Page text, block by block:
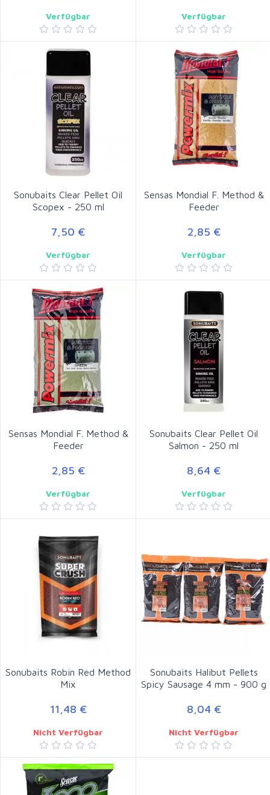
Verfügbar Verfügbar
Sonubaits Clear Pellet Oil
Scopex - 250 ml
7,50 €
Verfügbar
Sensas Mondial F. Method &
Feeder
2,85 €
Verfügbar
Sensas Mondial F. Method &
Feeder
2,85 €
Verfügbar
Sonubaits Clear Pellet Oil
Salmon - 250 ml
8,64 €
Verfügbar
Sonubaits Robin Red Method
Mix
11,48 €
Nicht Verfügbar
Sonubaits Halibut Pellets
Spicy Sausage 4 mm - 900 g
8,04 €
Nicht Verfügbar